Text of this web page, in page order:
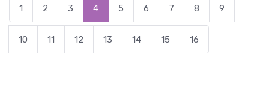
1 2 3 4 5 6 7 8 9
10 11 12 13 14 15 16